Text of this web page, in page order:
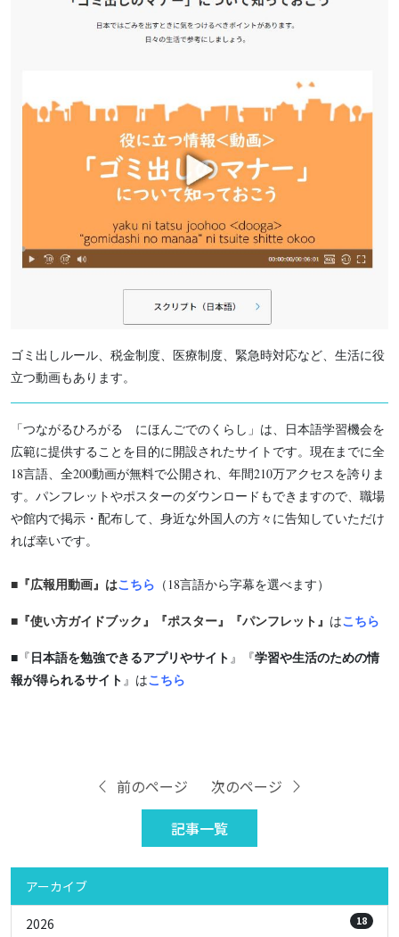
ゴミ出しルール、税金制度、医療制度、緊急時対応など、生活に役
立つ動画もあります。
「つながるひろがる にほんごでのくらし」は、日本語学習機会を
広範に提供することを目的に開設されたサイトです。現在までに全
18言語、全200動画が無料で公開され、年間210万アクセスを誇りま
す。パンフレットやポスターのダウンロードもできますので、職場
や館内で掲示・配布して、身近な外国人の方々に告知していただけ
れば幸いです。
■『広報用動画』はこちら （18言語から字幕を選べます）
■『使い方ガイドブック』『ポスター』『パンフレット』 はこちら
■『日本語を勉強できるアプリやサイト』『学習や生活のための情
報が得られるサイト』はこちら
前のページ
記事一覧
次のページ
アーカイブ
2026 18